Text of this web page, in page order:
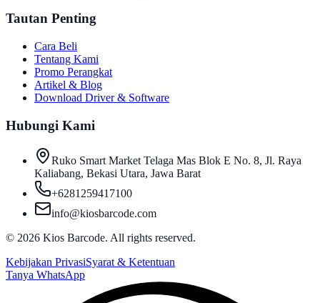
Tautan Penting
Cara Beli
Tentang Kami
Promo Perangkat
Artikel & Blog
Download Driver & Software
Hubungi Kami
Ruko Smart Market Telaga Mas Blok E No. 8, Jl. Raya
Kaliabang, Bekasi Utara, Jawa Barat
+6281259417100
info@kiosbarcode.com
© 2026 Kios Barcode. All rights reserved.
Kebijakan PrivasiSyarat & Ketentuan
Tanya WhatsApp